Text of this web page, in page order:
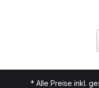
* Alle Preise inkl.